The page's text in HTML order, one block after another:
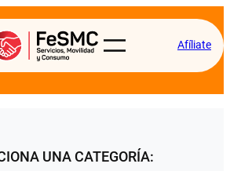
Afíliate
UNA CATEGORÍA: